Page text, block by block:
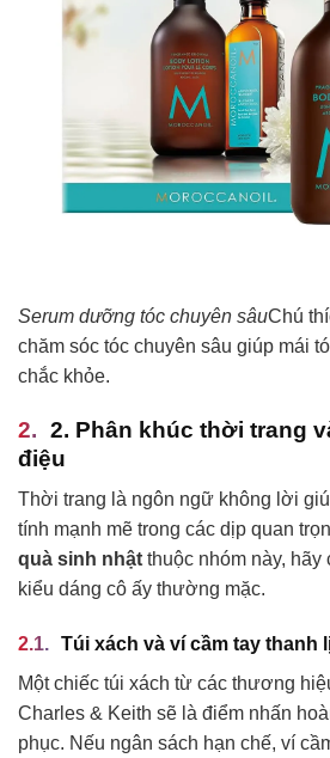
Serum dưỡng tóc chuyên sâuChú
chăm sóc tóc chuyên sâu giúp mái
chắc khỏe.
2. Phân khúc thời trang
điệu
Thời trang là ngôn ngữ không lời
tính mạnh mẽ trong các dịp quan
quà sinh nhật thuộc nhóm này, hãy
kiểu dáng cô ấy thường mặc.
Túi xách và ví cầm tay thanh
Một chiếc túi xách từ các thương
Charles & Keith sẽ là điểm nhấn
phục. Nếu ngân sách hạn chế, ví